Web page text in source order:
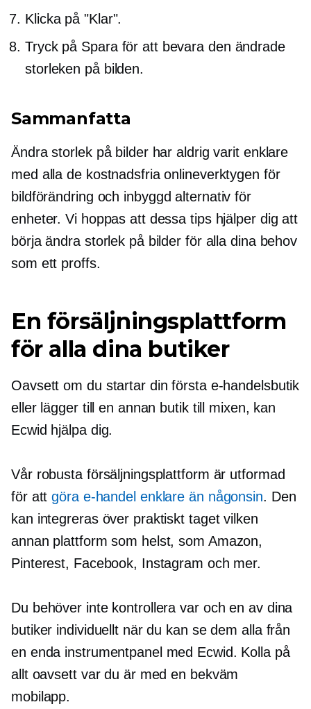
Klicka på "Klar".
Tryck på Spara för att bevara den ändrade
storleken på bilden.
Sammanfatta
Ändra storlek på bilder har aldrig varit enklare
med alla de kostnadsfria onlineverktygen för
bildförändring och inbyggd alternativ för
enheter. Vi hoppas att dessa tips hjälper dig att
börja ändra storlek på bilder för alla dina behov
som ett proffs.
En försäljningsplattform
för alla dina butiker
Oavsett om du startar din första e-handelsbutik
eller lägger till en annan butik till mixen, kan
Ecwid hjälpa dig.
Vår robusta försäljningsplattform är utformad
för attgöra e-handel enklare än någonsin. Den
kan integreras över praktiskt taget vilken
annan plattform som helst, som Amazon,
Pinterest, Facebook, Instagram och mer.
Du behöver inte kontrollera var och en av dina
butiker individuellt när du kan se dem alla från
en enda instrumentpanel med Ecwid. Kolla på
allt oavsett var du är med en bekväm
mobilapp.